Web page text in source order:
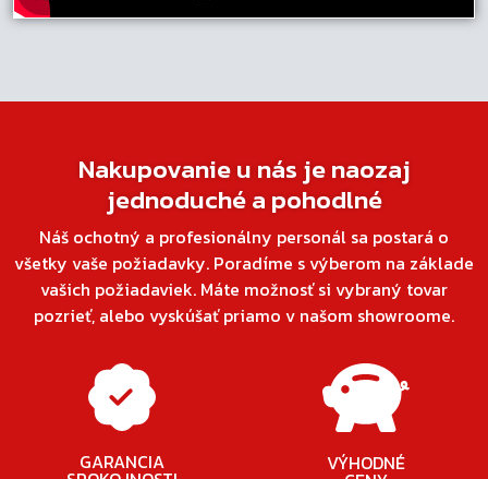
Nakupovanie u nás je naozaj
jednoduché a pohodlné
Náš ochotný a profesionálny personál sa postará o
všetky vaše požiadavky. Poradíme s výberom na základe
vašich požiadaviek. Máte možnosť si vybraný tovar
pozrieť, alebo vyskúšať priamo v našom showroome.
GARANCIA VÝHODNÉ